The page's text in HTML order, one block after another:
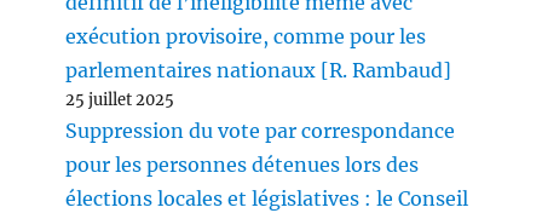
exécution provisoire, comme pour les
parlementaires nationaux [R. Rambaud]
25 juillet 2025
Suppression du vote par correspondance
pour les personnes détenues lors des
élections locales et législatives : le Conseil